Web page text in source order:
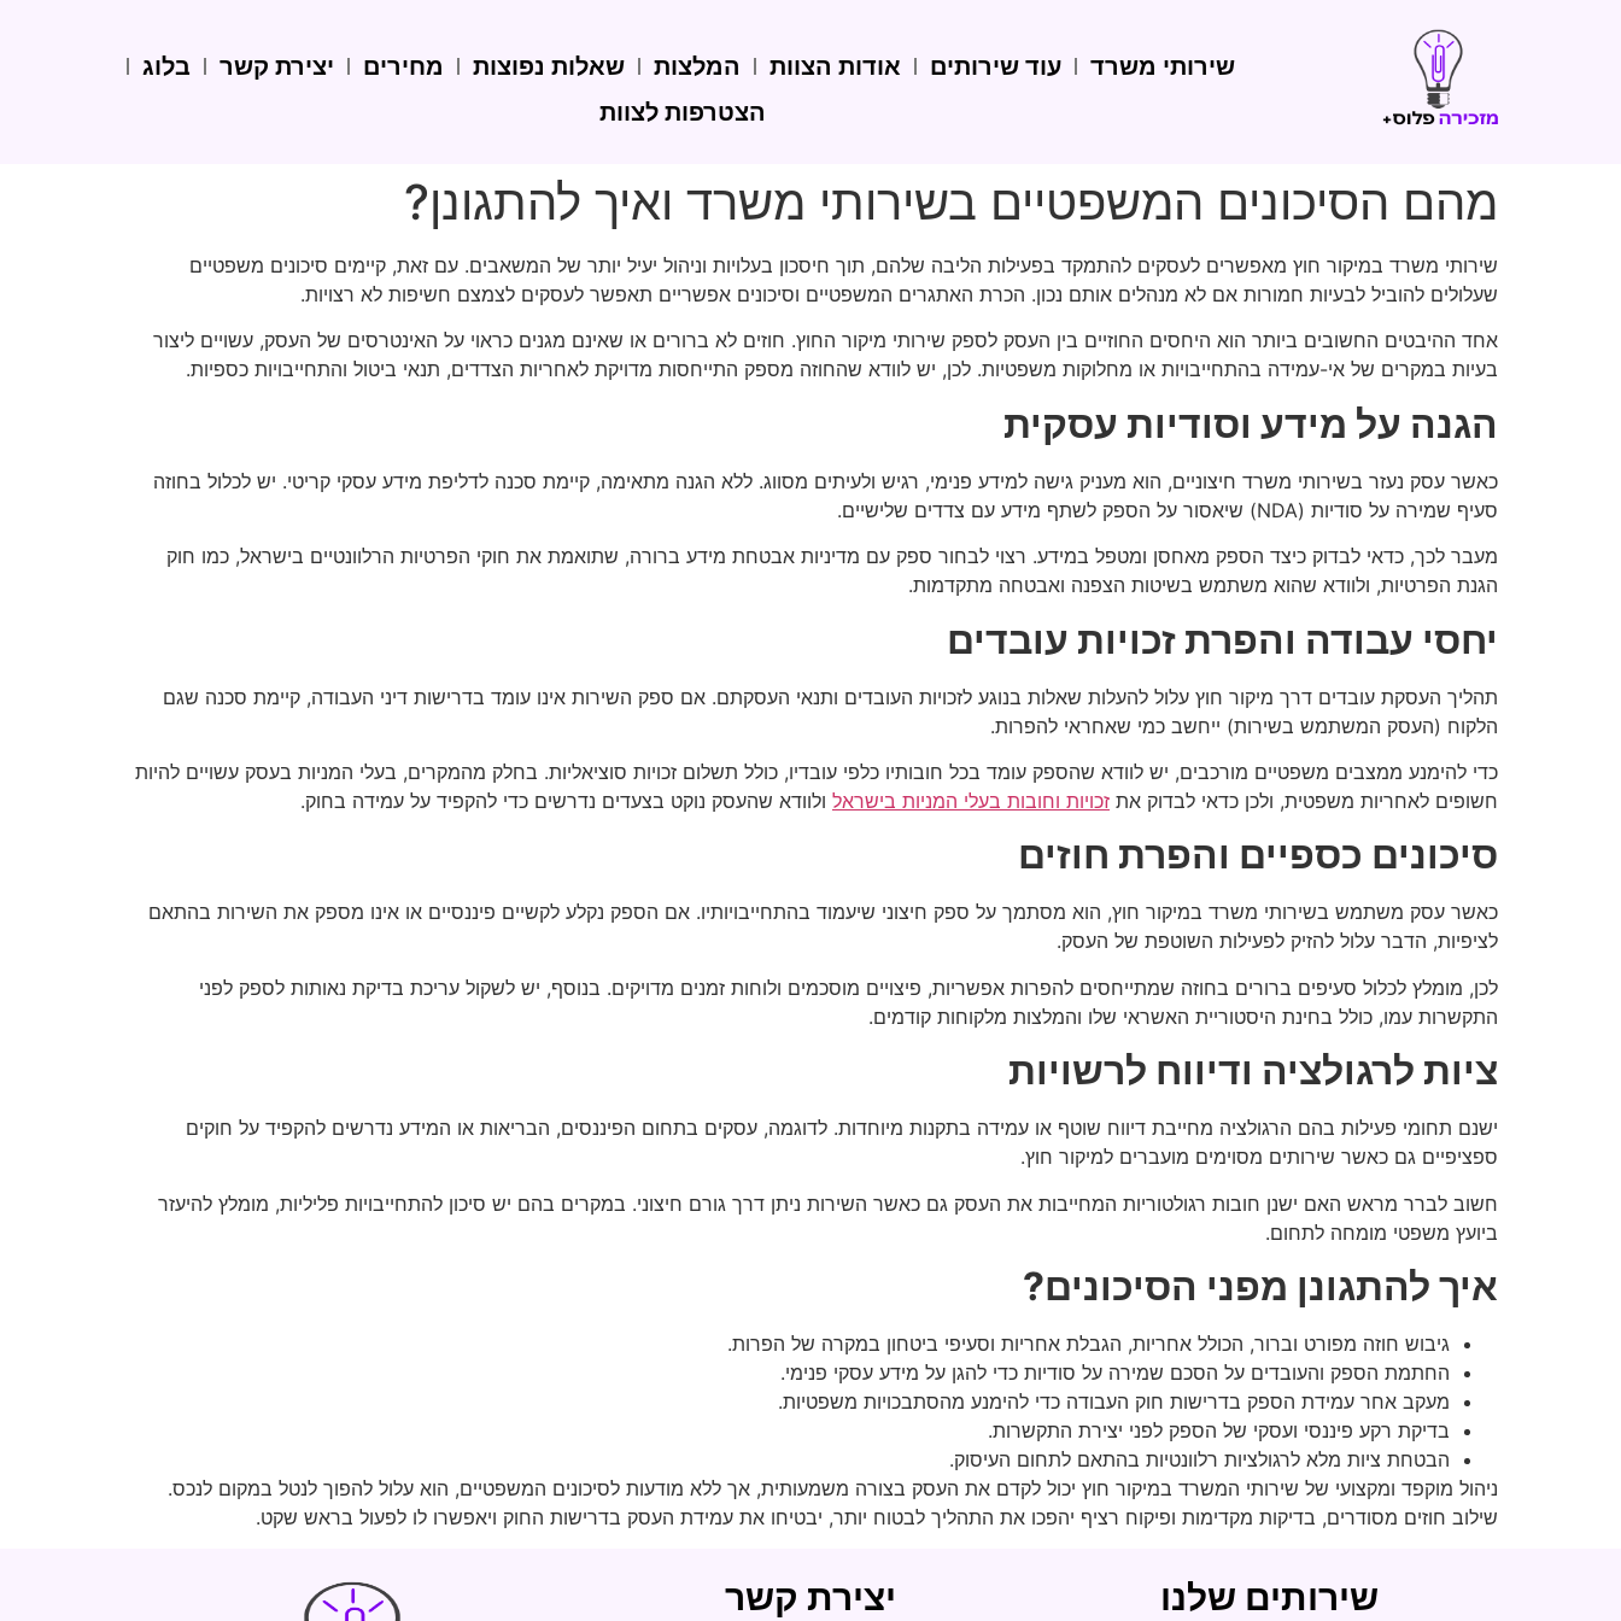
שירותי משרד עוד שירותים אודות הצוות המלצות שאלות נפוצות מחירים יצירת קשר
בלוג
הצטרפות לצוות
מהם הסיכונים המשפטיים בשירותי משרד ואיך להתגונן?
שירותי משרד במיקור חוץ מאפשרים לעסקים להתמקד בפעילות הליבה שלהם, תוך חיסכון בעלויות וניהול יעיל יותר של המשאבים. עם זאת, קיימים סיכונים משפטיים
שעלולים להוביל לבעיות חמורות אם לא מנהלים אותם נכון. הכרת האתגרים המשפטיים וסיכונים אפשריים תאפשר לעסקים לצמצם חשיפות לא רצויות.
אחד ההיבטים החשובים ביותר הוא היחסים החוזיים בין העסק לספק שירותי מיקור החוץ. חוזים לא ברורים או שאינם מגנים כראוי על האינטרסים של העסק, עשויים ליצור
בעיות במקרים של אי-עמידה בהתחייבויות או מחלוקות משפטיות. לכן, יש לוודא שהחוזה מספק התייחסות מדויקת לאחריות הצדדים, תנאי ביטול והתחייבויות כספיות.
הגנה על מידע וסודיות עסקית
כאשר עסק נעזר בשירותי משרד חיצוניים, הוא מעניק גישה למידע פנימי, רגיש ולעיתים מסווג. ללא הגנה מתאימה, קיימת סכנה לדליפת מידע עסקי קריטי. יש לכלול בחוזה
סעיף שמירה על סודיות (NDA) שיאסור על הספק לשתף מידע עם צדדים שלישיים.
מעבר לכך, כדאי לבדוק כיצד הספק מאחסן ומטפל במידע. רצוי לבחור ספק עם מדיניות אבטחת מידע ברורה, שתואמת את חוקי הפרטיות הרלוונטיים בישראל, כמו חוק
הגנת הפרטיות, ולוודא שהוא משתמש בשיטות הצפנה ואבטחה מתקדמות.
יחסי עבודה והפרת זכויות עובדים
תהליך העסקת עובדים דרך מיקור חוץ עלול להעלות שאלות בנוגע לזכויות העובדים ותנאי העסקתם. אם ספק השירות אינו עומד בדרישות דיני העבודה, קיימת סכנה שגם
הלקוח (העסק המשתמש בשירות) ייחשב כמי שאחראי להפרות.
כדי להימנע ממצבים משפטיים מורכבים, יש לוודא שהספק עומד בכל חובותיו כלפי עובדיו, כולל תשלום זכויות סוציאליות. בחלק מהמקרים, בעלי המניות בעסק עשויים להיות
חשופים לאחריות משפטית, ולכן כדאי לבדוק את זכויות וחובות בעלי המניות בישראל ולוודא שהעסק נוקט בצעדים נדרשים כדי להקפיד על עמידה בחוק.
סיכונים כספיים והפרת חוזים
כאשר עסק משתמש בשירותי משרד במיקור חוץ, הוא מסתמך על ספק חיצוני שיעמוד בהתחייבויותיו. אם הספק נקלע לקשיים פיננסיים או אינו מספק את השירות בהתאם
לציפיות, הדבר עלול להזיק לפעילות השוטפת של העסק.
לכן, מומלץ לכלול סעיפים ברורים בחוזה שמתייחסים להפרות אפשריות, פיצויים מוסכמים ולוחות זמנים מדויקים. בנוסף, יש לשקול עריכת בדיקת נאותות לספק לפני
התקשרות עמו, כולל בחינת היסטוריית האשראי שלו והמלצות מלקוחות קודמים.
ציות לרגולציה ודיווח לרשויות
ישנם תחומי פעילות בהם הרגולציה מחייבת דיווח שוטף או עמידה בתקנות מיוחדות. לדוגמה, עסקים בתחום הפיננסים, הבריאות או המידע נדרשים להקפיד על חוקים
ספציפיים גם כאשר שירותים מסוימים מועברים למיקור חוץ.
חשוב לברר מראש האם ישנן חובות רגולטוריות המחייבות את העסק גם כאשר השירות ניתן דרך גורם חיצוני. במקרים בהם יש סיכון להתחייבויות פליליות, מומלץ להיעזר
ביועץ משפטי מומחה לתחום.
איך להתגונן מפני הסיכונים?
גיבוש חוזה מפורט וברור, הכולל אחריות, הגבלת אחריות וסעיפי ביטחון במקרה של הפרות.
החתמת הספק והעובדים על הסכם שמירה על סודיות כדי להגן על מידע עסקי פנימי.
מעקב אחר עמידת הספק בדרישות חוק העבודה כדי להימנע מהסתבכויות משפטיות.
בדיקת רקע פיננסי ועסקי של הספק לפני יצירת התקשרות.
הבטחת ציות מלא לרגולציות רלוונטיות בהתאם לתחום העיסוק.
ניהול מוקפד ומקצועי של שירותי המשרד במיקור חוץ יכול לקדם את העסק בצורה משמעותית, אך ללא מודעות לסיכונים המשפטיים, הוא עלול להפוך לנטל במקום לנכס.
שילוב חוזים מסודרים, בדיקות מקדימות ופיקוח רציף יהפכו את התהליך לבטוח יותר, יבטיחו את עמידת העסק בדרישות החוק ויאפשרו לו לפעול בראש שקט.
שירותים שלנו יצירת קשר